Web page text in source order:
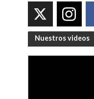
Nuestros videos